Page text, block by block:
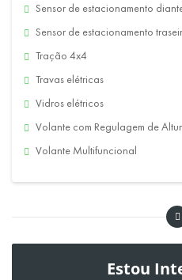
Sensor de estacionamento
Sensor de estacionamento
Tração 4x4
Travas elétricas
Vidros elétricos
Volante com Regulagem de
Volante Multifuncional
Estou